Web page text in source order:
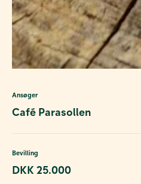
Ansøger
Café Parasollen
Bevilling
DKK 25.000